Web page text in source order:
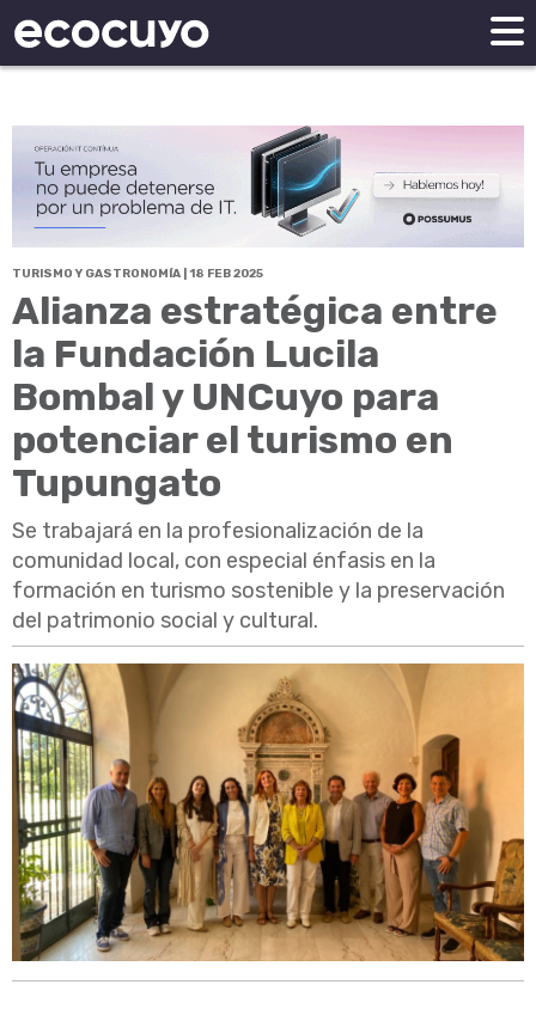
TURISMO Y GASTRONOMÍA | 18 FEB 2025
Alianza estratégica entre
la Fundación Lucila
Bombal y UNCuyo para
potenciar el turismo en
Tupungato
Se trabajará en la profesionalización de la
comunidad local, con especial énfasis en la
formación en turismo sostenible y la preservación
del patrimonio social y cultural.